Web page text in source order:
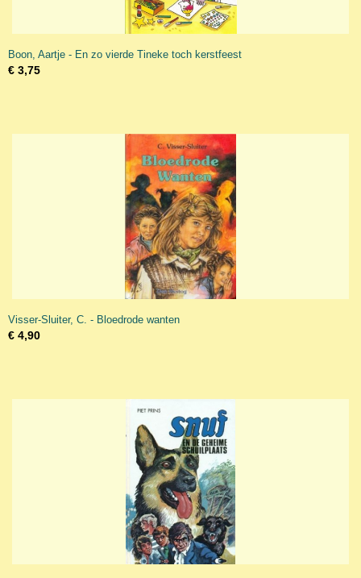
Boon, Aartje - En zo vierde Tineke toch kerstfeest
€ 3,75
Visser-Sluiter, C. - Bloedrode wanten
€ 4,90